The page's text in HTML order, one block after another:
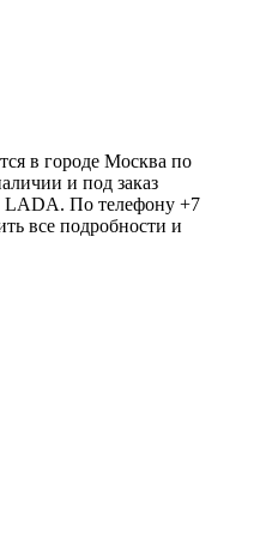
в городе Москва по
и под заказ
LADA. По телефону +7
все подробности и